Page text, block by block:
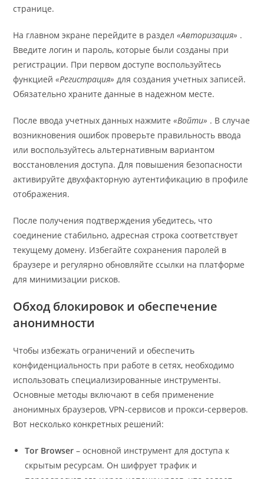
странице.
На главном экране перейдите в раздел«Авторизация» .
Введите логин и пароль, которые были созданы при
регистрации. При первом доступе воспользуйтесь
функцией«Регистрация» для создания учетных записей.
Обязательно храните данные в надежном месте.
После ввода учетных данных нажмите«Войти» . В случае
возникновения ошибок проверьте правильность ввода
или воспользуйтесь альтернативным вариантом
восстановления доступа. Для повышения безопасности
активируйте двухфакторную аутентификацию в профиле
отображения.
После получения подтверждения убедитесь, что
соединение стабильно, адресная строка соответствует
текущему домену. Избегайте сохранения паролей в
браузере и регулярно обновляйте ссылки на платформе
для минимизации рисков.
Обход блокировок и обеспечение
анонимности
Чтобы избежать ограничений и обеспечить
конфиденциальность при работе в сетях, необходимо
использовать специализированные инструменты.
Основные методы включают в себя применение
анонимных браузеров, VPN-сервисов и прокси-серверов.
Вот несколько конкретных решений:
Tor Browser – основной инструмент для доступа к
скрытым ресурсам. Он шифрует трафик и